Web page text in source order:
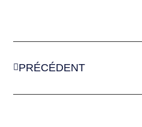
PRÉCÉDENT